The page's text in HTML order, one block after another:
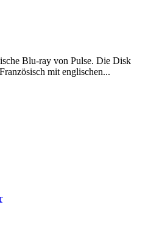
Blu-ray von Pulse. Die Disk
mit englischen...